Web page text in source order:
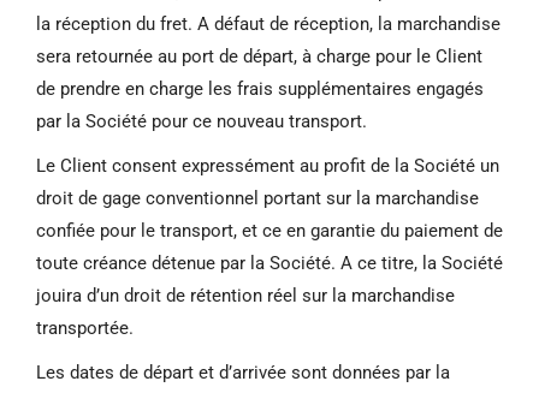
la réception du fret. A défaut de réception, la marchandise
sera retournée au port de départ, à charge pour le Client
de prendre en charge les frais supplémentaires engagés
par la Société pour ce nouveau transport.
Le Client consent expressément au profit de la Société un
droit de gage conventionnel portant sur la marchandise
confiée pour le transport, et ce en garantie du paiement de
toute créance détenue par la Société. A ce titre, la Société
jouira d’un droit de rétention réel sur la marchandise
transportée.
Les dates de départ et d’arrivée sont données par la